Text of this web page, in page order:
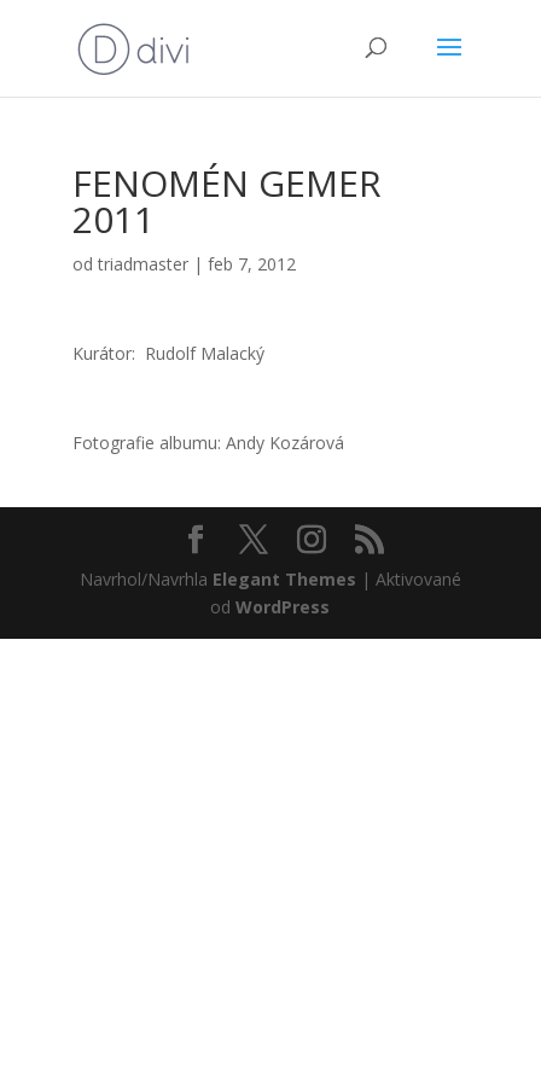
FENOMÉN GEMER
2011
odtriadmaster| feb 7, 2012
Kurá­tor: Rudolf Malac­ký
Foto­gra­fie albu­mu: Andy Kozá­ro­vá
Navrhol/Navrhla Elegant Themes | Aktivované
odWordPress